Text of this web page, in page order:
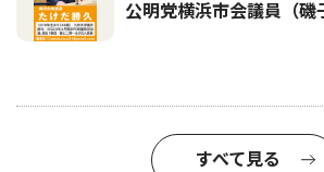
公明党横浜市会議員（磯
すべて見る